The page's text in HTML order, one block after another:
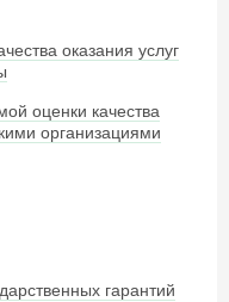
оказания услуг
оценки качества
организациями
гарантий